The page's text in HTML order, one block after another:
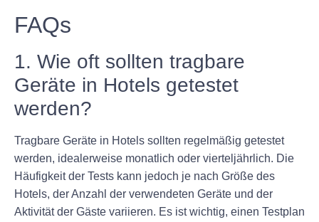
FAQs
1. Wie oft sollten tragbare
Geräte in Hotels getestet
werden?
Tragbare Geräte in Hotels sollten regelmäßig getestet
werden, idealerweise monatlich oder vierteljährlich. Die
Häufigkeit der Tests kann jedoch je nach Größe des
Hotels, der Anzahl der verwendeten Geräte und der
Aktivität der Gäste variieren. Es ist wichtig, einen Testplan